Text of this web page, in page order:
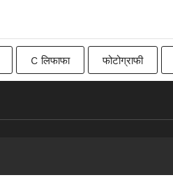
C लिफाफा फोटोग्राफी